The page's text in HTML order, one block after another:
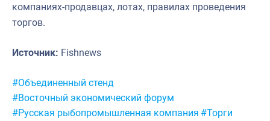
компаниях-продавцах, лотах, правилах проведения
торгов.
Источник: Fishnews
Метки:
#Объединенный стенд
#Восточный экономический форум
#Русская рыбопромышленная компания #Торги